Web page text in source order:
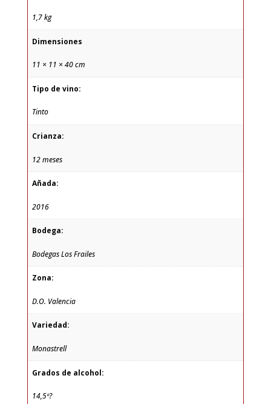
1,7 kg
Dimensiones
11 × 11 × 40 cm
Tipo de vino:
Tinto
Crianza:
12 meses
Añada:
2016
Bodega:
Bodegas Los Frailes
Zona:
D.O. Valencia
Variedad:
Monastrell
Grados de alcohol:
14,5º?